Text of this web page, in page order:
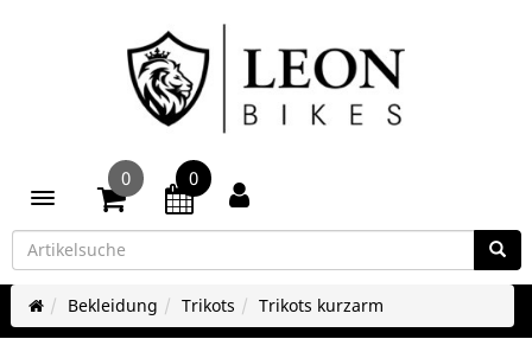
Toggle navigation
0 0
Bekleidung Trikots Trikots kurzarm